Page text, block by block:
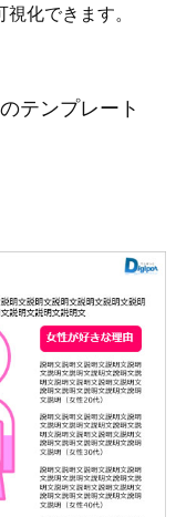
化できます。
テンプレート